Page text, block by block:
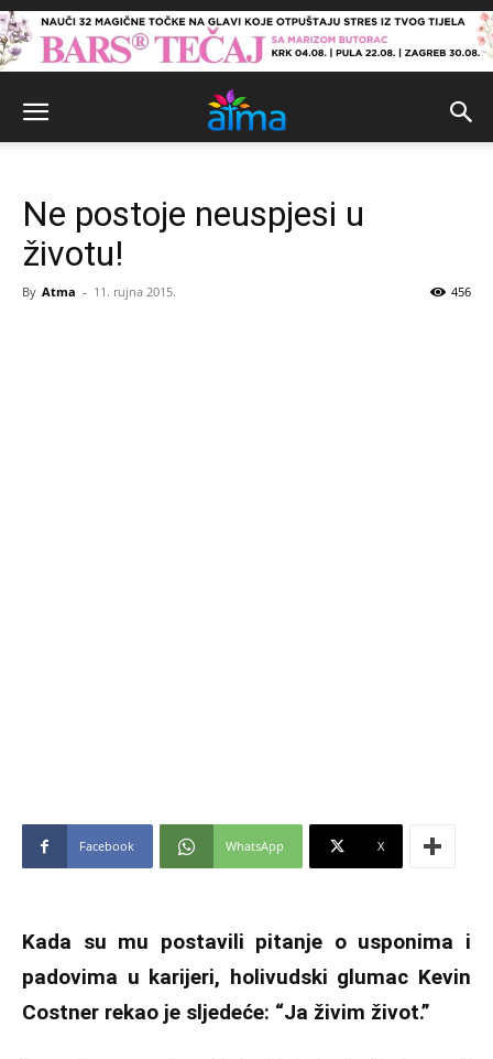
Ne postoje neuspjesi u
životu!
By Atma - 11. rujna 2015. 456
Facebook WhatsApp X
Kada su mu postavili pitanje o usponima i
padovima u karijeri, holivudski glumac Kevin
Costner rekao je sljedeće: “Ja živim život.”